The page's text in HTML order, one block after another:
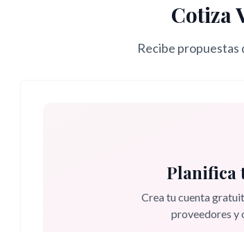
Cotiza
Recibe propuestas
Planifica
Crea tu cuenta
proveedores y